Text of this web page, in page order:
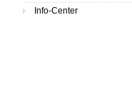
Info-Center